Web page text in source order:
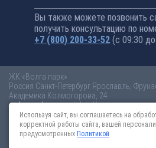
Вы также можете позвонить
получить консультацию по
+7 (800) 200-33-52 (с 09:30
ЖК «Волга парк»
Россия Санкт-Петербург Ярославль,
Академика Колмогорова, 24
volga-park.novopoisk.ruКупить квартиру
«Волга парк» от «ПАО «ПИК-
Ярославле. Квартиры различных
Используя сайт, вы соглашаетесь на
корректной работы сайта, вашей
предусмотренных Политикой